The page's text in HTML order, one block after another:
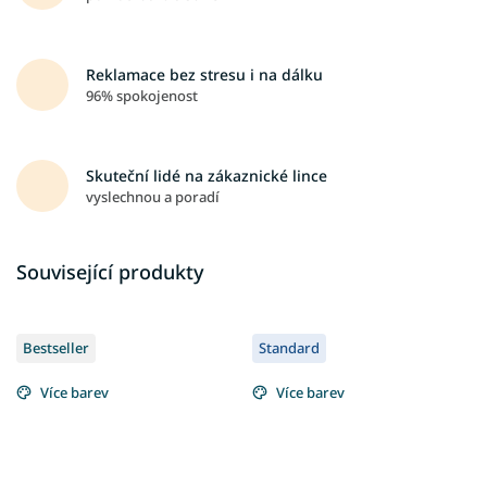
Reklamace bez stresu i na dálku
96% spokojenost
Skuteční lidé na zákaznické lince
vyslechnou a poradí
Související produkty
Bestseller
Více barev
Standard
Více barev